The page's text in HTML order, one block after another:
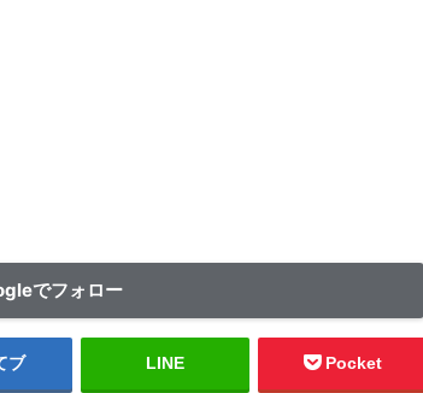
でフォロー
ブ LINE Pocket